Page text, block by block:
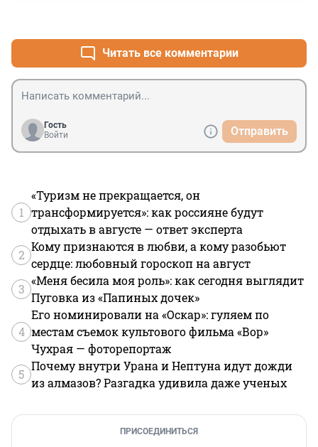
Читать все комментарии
Гость
Войти
Отправить
1
«Туризм не прекращается, он
трансформируется»: как россияне будут
отдыхать в августе — ответ эксперта
2
Кому признаются в любви, а кому разобьют
сердце: любовный гороскоп на август
3
«Меня бесила моя роль»: как сегодня выглядит
Пуговка из «Папиных дочек»
4
Его номинировали на «Оскар»: гуляем по
местам съемок культового фильма «Вор»
Чухрая — фоторепортаж
5
Почему внутри Урана и Нептуна идут дожди
из алмазов? Разгадка удивила даже ученых
ПРИСОЕДИНИТЬСЯ